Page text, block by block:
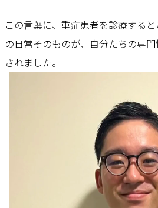
この言葉に、重症患者を診療する
の日常そのものが、自分たちの専
されました。